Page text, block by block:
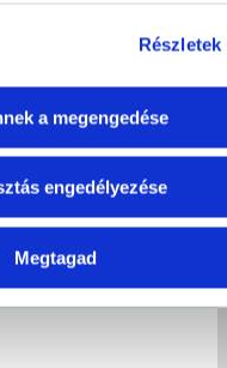
Részletek
a megengedése
engedélyezése
Megtagad
a tanévet a debreceni